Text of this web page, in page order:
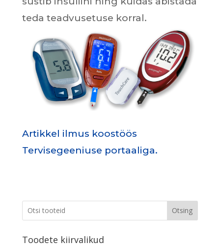
teda teadvusetuse korral.
Artikkel ilmus koostöös
Tervisegeeniuse portaaliga.
Otsing
Toodete kiirvalikud